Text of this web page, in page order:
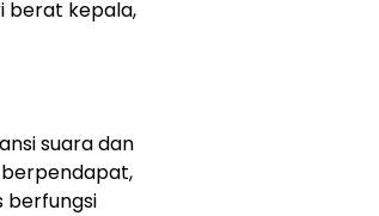
berat kepala,
suara dan
berfungsi